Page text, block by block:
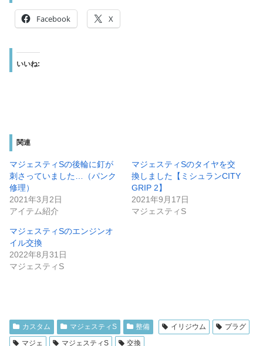
Facebook X
いいね:
関連
マジェスティSの後輪に釘が
刺さっていました…（パンク
修理）
2021年3月2日
アイテム紹介
マジェスティSのタイヤを交
換しました【ミシュランCITY
GRIP 2】
2021年9月17日
マジェスティS
マジェスティSのエンジンオ
イル交換
2022年8月31日
マジェスティS
カスタム マジェスティS 整備 イリジウム
プラグ
マジェ
マジェスティS 交換